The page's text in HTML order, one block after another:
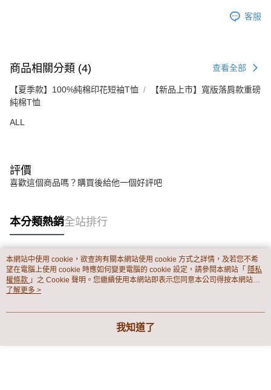
客服
商品相關分類 (4) 查看全部
【夏季款】100%純棉印花短袖T恤
【新品上市】寬版落肩款重磅
純棉T恤
ALL
評價
喜歡這個商品嗎？購買後給他一個好評吧
本分類熱銷全站排行
熱門標籤
本網站中使用 cookie，欲查詢有關本網站使用 cookie 方式之詳情，及若您不希
望在電腦上使用 cookie 時應如何變更電腦的 cookie 設定，請參閱本網站「 隱私
權條款 」之 Cookie 聲明。您繼續使用本網站即表示您同意本公司得按本網站使
用條款之 Cookie 聲明使用 cookie。
了解更多 >
我知道了